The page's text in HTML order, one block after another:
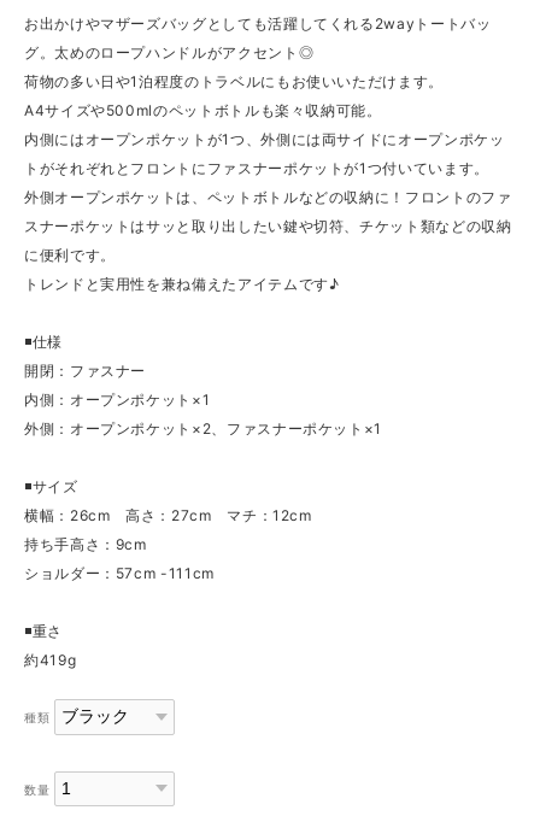
お出かけやマザーズバッグとしても活躍してくれる2wayトートバッ
グ。太めのロープハンドルがアクセント◎
荷物の多い日や1泊程度のトラベルにもお使いいただけます。
A4サイズや500mlのペットボトルも楽々収納可能。
内側にはオープンポケットが1つ、外側には両サイドにオープンポケッ
トがそれぞれとフロントにファスナーポケットが1つ付いています。
外側オープンポケットは、ペットボトルなどの収納に！フロントのファ
スナーポケットはサッと取り出したい鍵や切符、チケット類などの収納
に便利です。
トレンドと実用性を兼ね備えたアイテムです♪
◾️仕様
開閉：ファスナー
内側：オープンポケット×1
外側：オープンポケット×2、ファスナーポケット×1
◾️サイズ
横幅：26cm 高さ：27cm マチ：12cm
持ち手高さ：9cm
ショルダー：57cm -111cm
◾️重さ
約419g
種類
数量